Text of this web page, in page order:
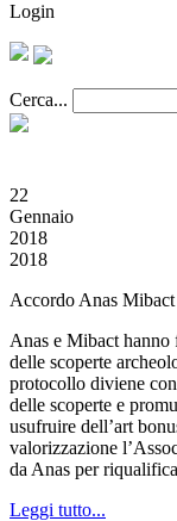
Login
Cerca...
22
Gennaio
2018
2018
Accordo Anas Mibact
Anas e Mibact
delle scoperte
protocollo diviene
delle scoperte e
usufruire dell’art
valorizzazione
da Anas per
Leggi tutto...